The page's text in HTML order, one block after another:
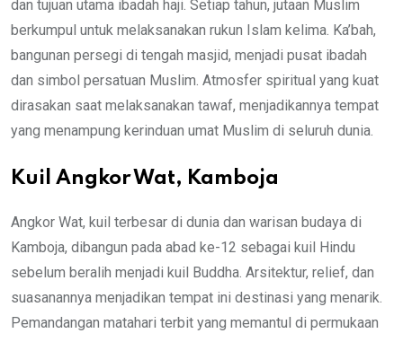
dan tujuan utama ibadah haji. Setiap tahun, jutaan Muslim
berkumpul untuk melaksanakan rukun Islam kelima. Ka’bah,
bangunan persegi di tengah masjid, menjadi pusat ibadah
dan simbol persatuan Muslim. Atmosfer spiritual yang kuat
dirasakan saat melaksanakan tawaf, menjadikannya tempat
yang menampung kerinduan umat Muslim di seluruh dunia.
Kuil Angkor Wat, Kamboja
Angkor Wat, kuil terbesar di dunia dan warisan budaya di
Kamboja, dibangun pada abad ke-12 sebagai kuil Hindu
sebelum beralih menjadi kuil Buddha. Arsitektur, relief, dan
suasanannya menjadikan tempat ini destinasi yang menarik.
Pemandangan matahari terbit yang memantul di permukaan